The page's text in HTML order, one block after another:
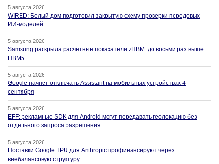
5 августа 2026
WIRED: Белый дом подготовил закрытую схему проверки передовых
ИИ-моделей
5 августа 2026
Samsung раскрыла расчётные показатели zHBM: до восьми раз выше
HBM5
5 августа 2026
Google начнет отключать Assistant на мобильных устройствах 4
сентября
5 августа 2026
EFF: рекламные SDK для Android могут передавать геолокацию без
отдельного запроса разрешения
5 августа 2026
Поставки Google TPU для Anthropic профинансируют через
внебалансовую структуру